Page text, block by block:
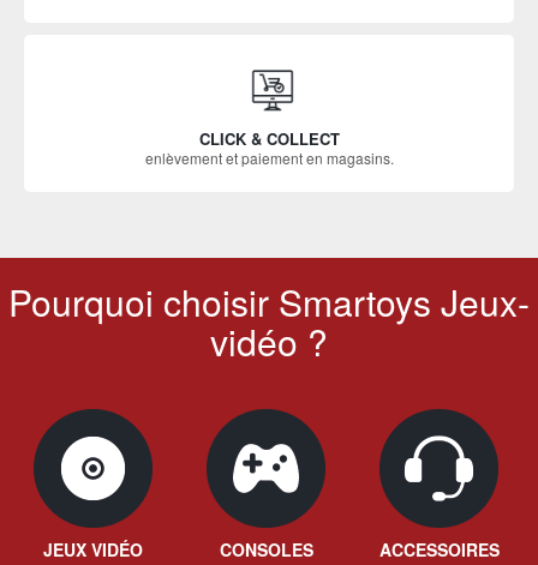
CLICK & COLLECT
enlèvement et paiement en magasins.
Pourquoi choisir Smartoys Jeux-
vidéo ?
JEUX VIDÉO CONSOLES ACCESSOIRES